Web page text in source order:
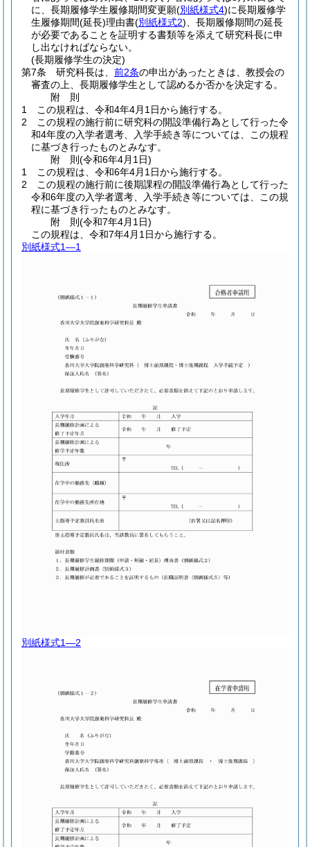
に、長期履修学生履修期間変更願(別紙様式4)に長期履修学
生履修期間(延長)理由書(別紙様式2) 、長期履修期間の延長
が必要であることを証明する書類等を添えて研究科長に申
し出なければならない。
(長期履修学生の決定)
第7条
研究科長は、 前2条の申出があったときは、教授会の
審査の上、長期履修学生として認めるか否かを決定する。
附 則
1
この規程は、令和4年4月1日から施行する。
2
この規程の施行前に研究科の開設準備行為として行った令
和4年度の入学者選考、入学手続き等については、この規程
に基づき行ったものとみなす。
附 則(令和6年4月1日)
1
この規程は、令和6年4月1日から施行する。
2
この規程の施行前に後期課程の開設準備行為として行った
令和6年度の入学者選考、入学手続き等については、この規
程に基づき行ったものとみなす。
附 則(令和7年4月1日)
この規程は、令和7年4月1日から施行する。
別紙様式1―1
別紙様式1―2